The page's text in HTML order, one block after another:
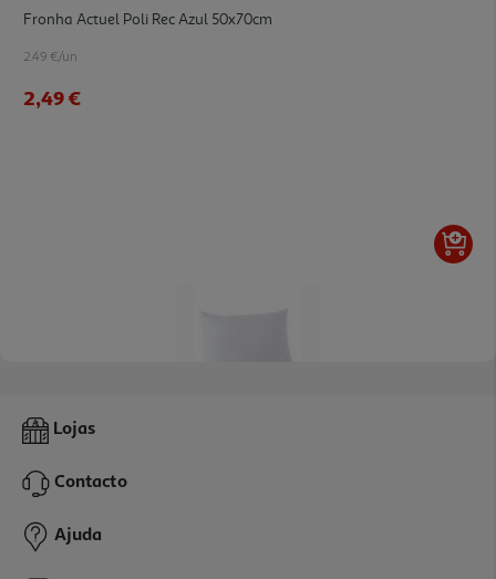
Fronha Actuel Poli Rec Azul 50x70cm
2.49 €/un
2,49 €
Fronha Actuel Branco Poliester Reciclado 50x70cm
2,49 €
Lojas
Contacto
Ajuda